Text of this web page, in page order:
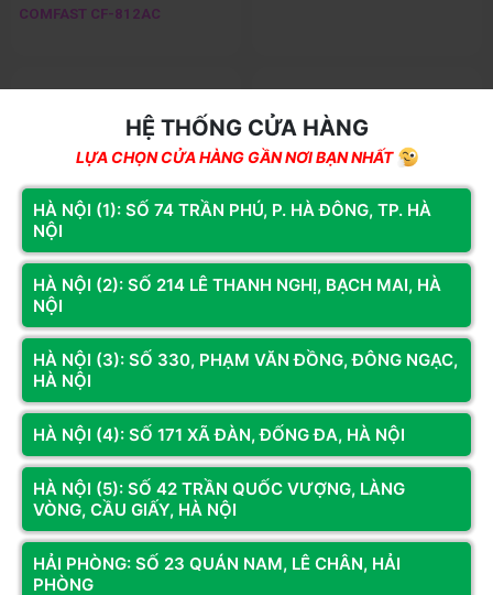
COMFAST CF-812AC
Mã SP: BVP8101
PC Văn Phòng CORE I3 8100 |RAM
8G| NVME 256G | Màn 22 inch
6.359.000đ
7.100.000đ (Tiết kiệm: 10%)
Còn hàng Thêm vào giỏ
PC Văn Phòng CORE I3 8100
|RAM 8G| NVME 256G | Màn 22
inch
Mã SP: GA124.30611.KM
PC GAMING CORE I5 12400F |
512G
20.508.000đ
(Tiết kiệm: 16%)
Còn hàng Thêm vào giỏ
RAM 16G | RTX 3060 12G |
NVME 512G
HỆ THỐNG CỬA HÀNG
LỰA CHỌN CỬA HÀNG GẦN NƠI BẠN NHẤT
HÀ NỘI (1): SỐ 74 TRẦN PHÚ, P. HÀ ĐÔNG, TP. HÀ
NỘI
HÀ NỘI (2): SỐ 214 LÊ THANH NGHỊ, BẠCH MAI, HÀ
NỘI
HÀ NỘI (3): SỐ 330, PHẠM VĂN ĐỒNG, ĐÔNG NGẠC,
HÀ NỘI
HÀ NỘI (4): SỐ 171 XÃ ĐÀN, ĐỐNG ĐA, HÀ NỘI
HÀ NỘI (5): SỐ 42 TRẦN QUỐC VƯỢNG, LÀNG
VÒNG, CẦU GIẤY, HÀ NỘI
HẢI PHÒNG: SỐ 23 QUÁN NAM, LÊ CHÂN, HẢI
PHÒNG